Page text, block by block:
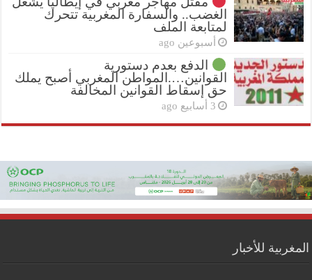
الغضب.. والسفارة المغربية تتحرك
لمتابعة الملف
أسبوعين ago
الدفع بعدم دستورية
القوانين….المواطن المغربي أصبح يملك
حق إسقاط القوانين المخالفة
3 أسابيع ago
المغربية للأخبار